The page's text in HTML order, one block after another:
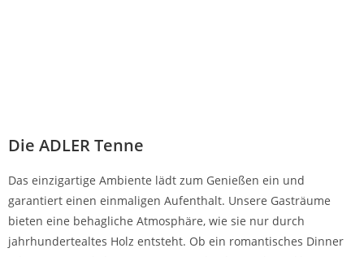
Die ADLER Tenne
Das einzigartige Ambiente lädt zum Genießen ein und
garantiert einen einmaligen Aufenthalt. Unsere Gasträume
bieten eine behagliche Atmosphäre, wie sie nur durch
jahrhundertealtes Holz entsteht. Ob ein romantisches Dinner